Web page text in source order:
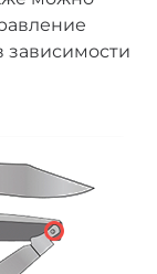
зависимости